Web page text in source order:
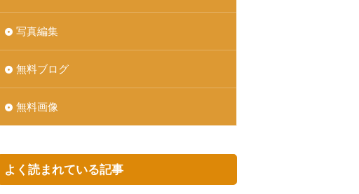
写真編集
無料ブログ
無料画像
よく読まれている記事